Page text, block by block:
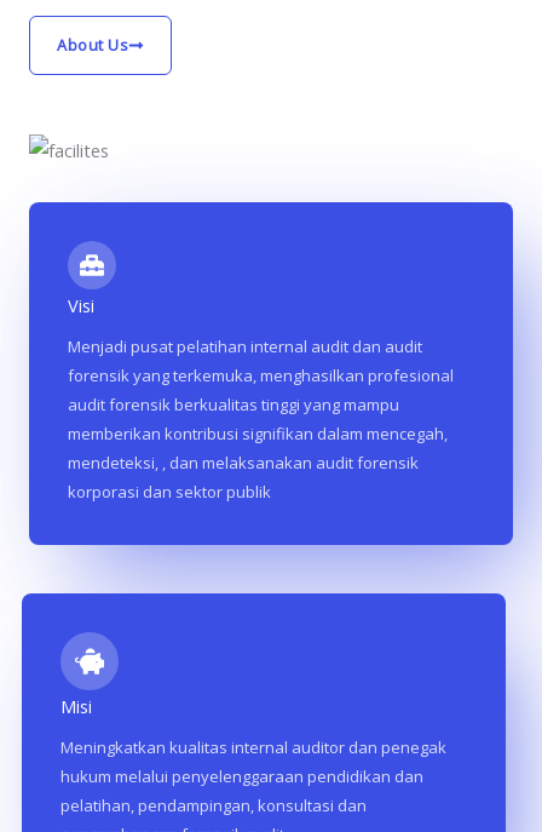
About Us
Visi
Menjadi pusat pelatihan internal audit dan audit
forensik yang terkemuka, menghasilkan profesional
audit forensik berkualitas tinggi yang mampu
memberikan kontribusi signifikan dalam mencegah,
mendeteksi, , dan melaksanakan audit forensik
korporasi dan sektor publik
Misi
Meningkatkan kualitas internal auditor dan penegak
hukum melalui penyelenggaraan pendidikan dan
pelatihan, pendampingan, konsultasi dan